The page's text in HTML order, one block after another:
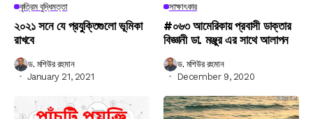
কৃত্রিম বুদ্ধিমত্তা
২০২১ সনে যে প্রযুক্তিগুলো ভূমিকা
রাখবে
ড. মশিউর রহমান
January 21, 2021
সাক্ষাৎকার
#০৬৩ আমেরিকায় প্রবাসী ডাক্তার
বিজ্ঞানী ডা. মঞ্জুর এর সাথে আলাপন
ড. মশিউর রহমান
December 9, 2020